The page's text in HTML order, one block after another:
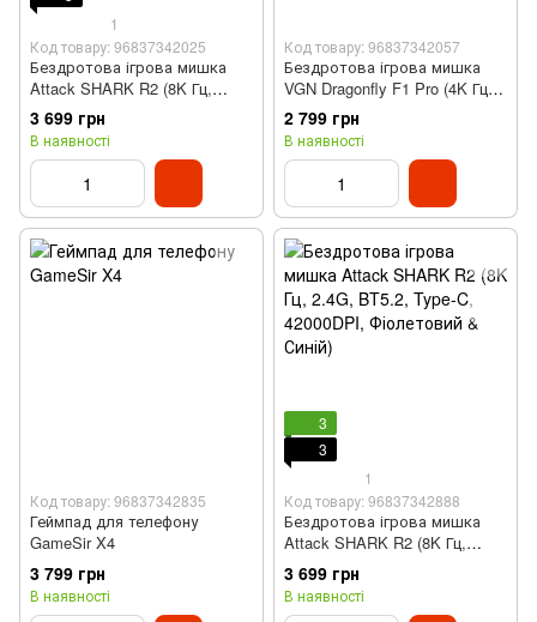
1
Код товару: 96837342025
Бездротова ігрова мишка
Attack SHARK R2 (8K Гц,
2.4G, BT5.2, Type-C,
42000DPI, Чорний)
3 699 грн
В наявності
Код товару: 96837342057
Бездротова ігрова мишка
VGN Dragonfly F1 Pro (4K Гц,
26000DPI, 2.4G, Type-C,
PAW3395, Black)
2 799 грн
В наявності
Код товару: 96837342835
Геймпад для телефону
GameSir X4
3 799 грн
В наявності
3
3
1
Код товару: 96837342888
Бездротова ігрова мишка
Attack SHARK R2 (8K Гц,
2.4G, BT5.2, Type-C,
42000DPI, Фіолетовий &
Синій)
3 699 грн
В наявності